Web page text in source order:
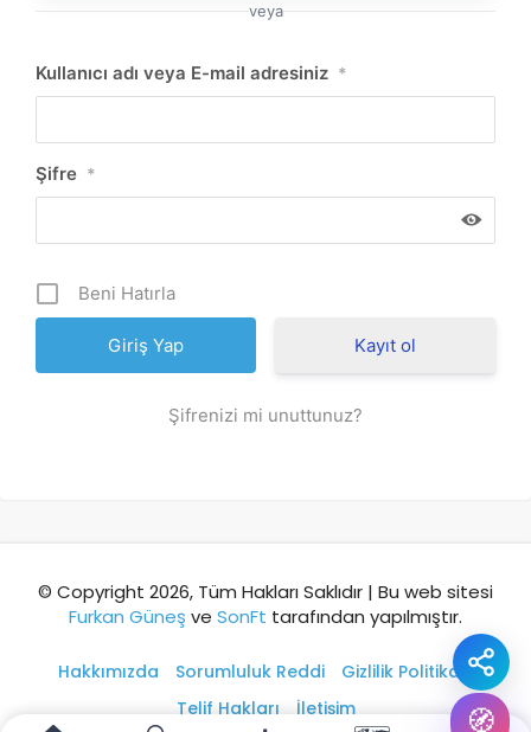
veya
Kullanıcı adı veya E-mail adresiniz *
Şifre *
Beni Hatırla
Kayıt ol
Şifrenizi mi unuttunuz?
© Copyright 2026, Tüm Hakları Saklıdır | Bu web sitesi
Furkan Güneş ve SonFt tarafından yapılmıştır.
Hakkımızda Sorumluluk Reddi
Gizlilik Politikası
Telif Hakları
İletişim 🧭
NBY Akıllı Asistan
AI kullanmadan, sitedeki gerçek yerlerle akıllı rota
⭐ Popüler
🏛️ Tarihi 🌿 Doğa
⚡ Kısa
Akıllı rota öner